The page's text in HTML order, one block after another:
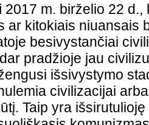
2017 m. birželio 22
ar kitokiais niuansais
besivystančiai
pradžioje jau
išsivystymo
civilizacijai
Taip yra